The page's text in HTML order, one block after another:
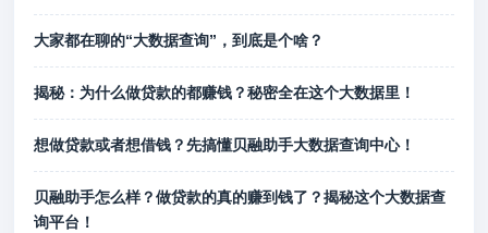
大家都在聊的“大数据查询”，到底是个啥？
揭秘：为什么做贷款的都赚钱？秘密全在这个大数据里！
想做贷款或者想借钱？先搞懂贝融助手大数据查询中心！
贝融助手怎么样？做贷款的真的赚到钱了？揭秘这个大数据查
询平台！